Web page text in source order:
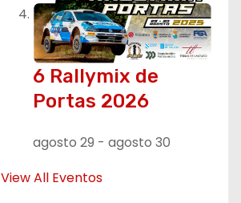
6 Rallymix de
Portas 2026
agosto 29 - agosto 30
View All Eventos